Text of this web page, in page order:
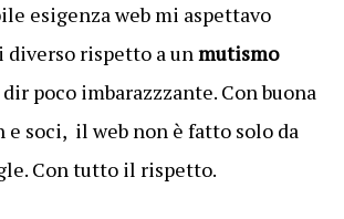
esigenza web mi aspettavo
diverso rispetto a unmutismo
poco imbarazzzante. Con buona
e soci, il web non è fatto solo da
Con tutto il rispetto.